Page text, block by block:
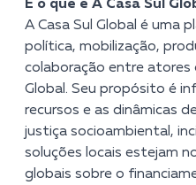
E o que é A Casa Sul
A Casa Sul Global é uma
política, mobilização,
colaboração entre atores
Global. Seu propósito é
recursos e as dinâmicas
justiça socioambiental,
soluções locais estejam
globais sobre o